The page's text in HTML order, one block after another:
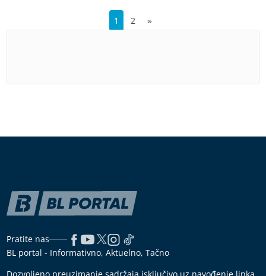
1 2 »
Pratite nas
BL portal - Informativno, Aktuelno, Tačno